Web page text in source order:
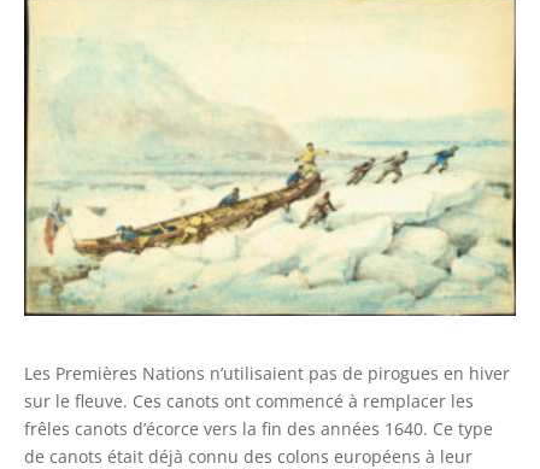
Les Premières Nations n’utilisaient pas de pirogues en hiver
sur le fleuve. Ces canots ont commencé à remplacer les
frêles canots d’écorce vers la fin des années 1640. Ce type
de canots était déjà connu des colons européens à leur